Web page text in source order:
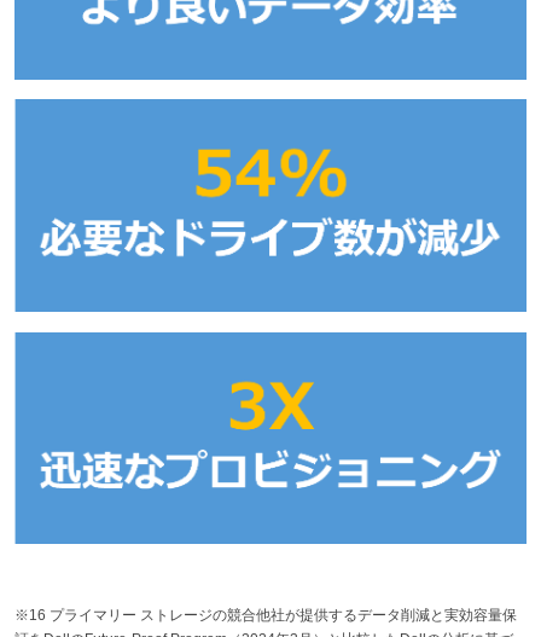
※16 プライマリー ストレージの競合他社が提供するデータ削減と実効容量保